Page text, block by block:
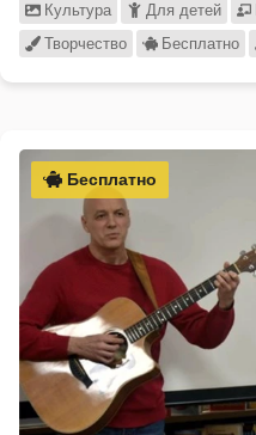
Культура Для детей
Творчество
Бесплатно
Бесплатно